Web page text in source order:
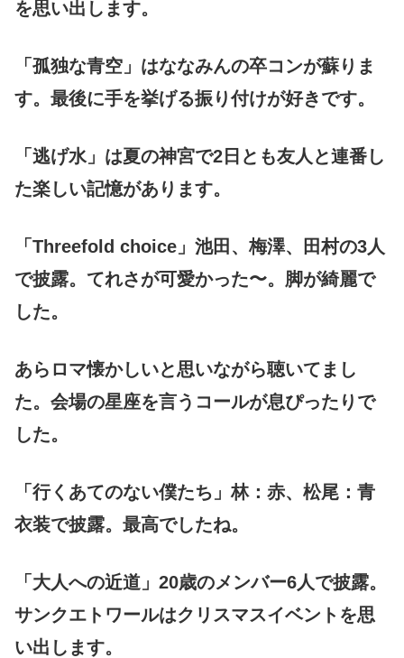
を思い出します。
「孤独な青空」はななみんの卒コンが蘇りま
す。最後に手を挙げる振り付けが好きです。
「逃げ水」は夏の神宮で2日とも友人と連番し
た楽しい記憶があります。
「Threefold choice」池田、梅澤、田村の3人
で披露。てれさが可愛かった〜。脚が綺麗で
した。
あらロマ懐かしいと思いながら聴いてまし
た。会場の星座を言うコールが息ぴったりで
した。
「行くあてのない僕たち」林：赤、松尾：青
衣装で披露。最高でしたね。
「大人への近道」20歳のメンバー6人で披露。
サンクエトワールはクリスマスイベントを思
い出します。